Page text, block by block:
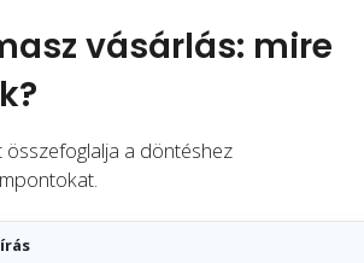
vásárlás: mire
a döntéshez